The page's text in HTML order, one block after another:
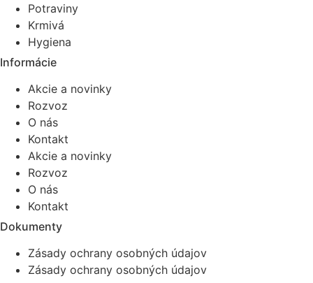
Potraviny
Krmivá
Hygiena
Informácie
Akcie a novinky
Rozvoz
O nás
Kontakt
Akcie a novinky
Rozvoz
O nás
Kontakt
Dokumenty
Zásady ochrany osobných údajov
Zásady ochrany osobných údajov